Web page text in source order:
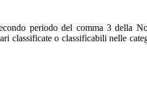
periodo del comma 3 della
classificate o classificabili nelle